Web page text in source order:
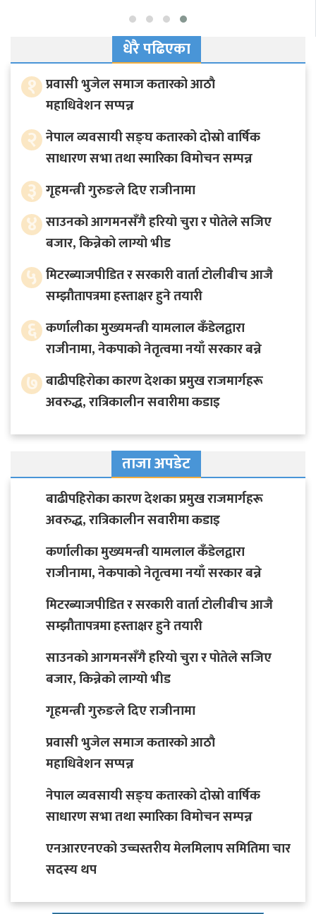
धेरै पढिएका
१ प्रवासी भुजेल समाज कतारको आठाै
महाधिवेशन सप्पन्न
२ नेपाल व्यवसायी सङ्घ कतारको दोस्रो वार्षिक
साधारण सभा तथा स्मारिका विमोचन सम्पन्न
३ गृहमन्त्री गुरुङले दिए राजीनामा
४ साउनको आगमनसँगै हरियो चुरा र पोतेले सजिए
बजार, किन्नेको लाग्यो भीड
५ मिटरब्याजपीडित र सरकारी वार्ता टोलीबीच आजै
सम्झौतापत्रमा हस्ताक्षर हुने तयारी
६ कर्णालीका मुख्यमन्त्री यामलाल कँडेलद्वारा
राजीनामा, नेकपाको नेतृत्वमा नयाँ सरकार बन्ने
७ बाढीपहिरोका कारण देशका प्रमुख राजमार्गहरू
अवरुद्ध, रात्रिकालीन सवारीमा कडाइ
ताजा अपडेट
बाढीपहिरोका कारण देशका प्रमुख राजमार्गहरू
अवरुद्ध, रात्रिकालीन सवारीमा कडाइ
कर्णालीका मुख्यमन्त्री यामलाल कँडेलद्वारा
राजीनामा, नेकपाको नेतृत्वमा नयाँ सरकार बन्ने
मिटरब्याजपीडित र सरकारी वार्ता टोलीबीच आजै
सम्झौतापत्रमा हस्ताक्षर हुने तयारी
साउनको आगमनसँगै हरियो चुरा र पोतेले सजिए
बजार, किन्नेको लाग्यो भीड
गृहमन्त्री गुरुङले दिए राजीनामा
प्रवासी भुजेल समाज कतारको आठाै
महाधिवेशन सप्पन्न
नेपाल व्यवसायी सङ्घ कतारको दोस्रो वार्षिक
साधारण सभा तथा स्मारिका विमोचन सम्पन्न
एनआरएनएको उच्चस्तरीय मेलमिलाप समितिमा चार
सदस्य थप